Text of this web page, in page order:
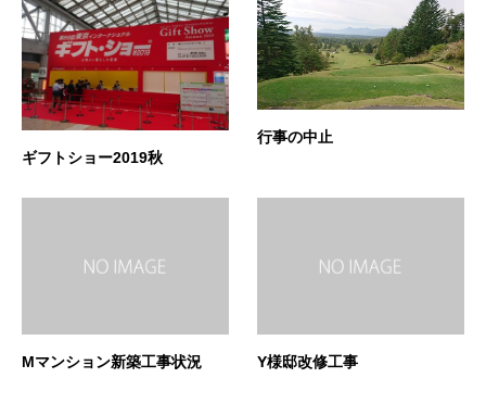
ギフトショー2019秋
行事の中止
Mマンション新築工事状況 Y様邸改修工事